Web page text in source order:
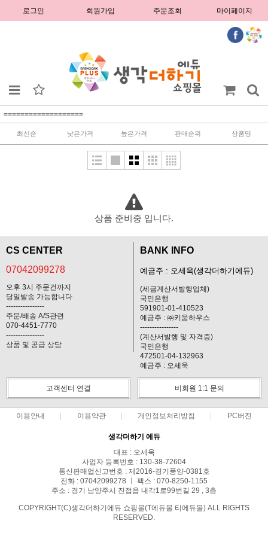
로그인 회원가입 주문조회 마이페이지
===================
최신순 낮은가격 높은가격 판매순위 상품명
상품 준비중 입니다.
CS CENTER
07042099278
오후 3시 주문건까지
당일발송 가능합니다
----------------
주문/배송 A/S관련
070-4451-7770
----------------
상품 및 공급 상담
BANK INFO
예금주 : 오세욱(생각더하기에듀)
(세금계산서발행업체)
국민은행
591901-01-410523
예금주 : ㈜키움하우스
----------------
(계산서발행 및 자격증)
국민은행
472501-04-132963
예금주 : 오세욱
고객센터 연결 비회원 1:1 문의
이용안내 이용약관 개인정보처리방침 PC버전
생각더하기 에듀
대표 : 오세욱
사업자 등록번호 : 130-38-72604
통신판매업신고번호 : 제2016-경기풍양-0381호
전화 : 07042099278 ㅣ 팩스 : 070-8250-1155
주소 : 경기 남양주시 진접읍 내각1로99번길 29 , 3층
COPYRIGHT(C)생각더하기에듀 쇼핑몰(T에듀몰 티에듀몰) ALL RIGHTS
RESERVED.